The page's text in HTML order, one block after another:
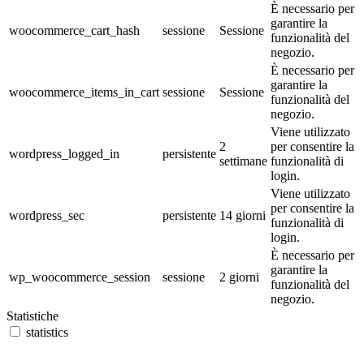
woocommerce_cart_hash sessione Sessione
È necessario per
garantire la
funzionalità del
negozio.
woocommerce_items_in_cart sessione Sessione
È necessario per
garantire la
funzionalità del
negozio.
wordpress_logged_in persistente
2
settimane
Viene utilizzato
per consentire la
funzionalità di
login.
wordpress_sec persistente 14 giorni
Viene utilizzato
per consentire la
funzionalità di
login.
wp_woocommerce_session sessione 2 giorni
È necessario per
garantire la
funzionalità del
negozio.
Statistiche
statistics